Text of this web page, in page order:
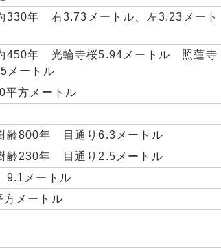
330年 右3.73メートル、左3.23メート
450年 光輪寺桜5.94メートル 照蓮寺
メートル
平方メートル
齢800年 目通り6.3メートル
齢230年 目通り2.5メートル
メートル
方メートル